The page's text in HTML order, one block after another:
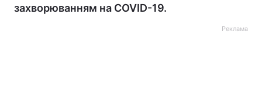
захворюванням на COVID-19.
Реклама